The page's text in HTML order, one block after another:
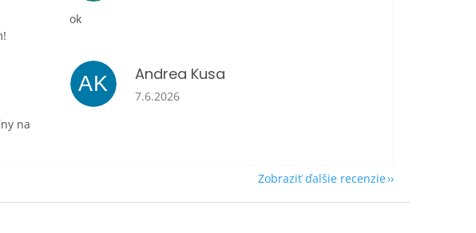
ok
na
AK Andrea Kusa
Hodnotenie obchodu je 5 z 5 hviezdičiek.
7.6.2026
Zobraziť ďalšie recenzie